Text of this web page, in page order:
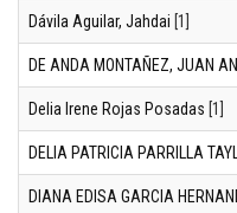
Dávila Aguilar, Jahdai [1]
DE ANDA MONTAÑEZ, JUAN
Delia Irene Rojas Posadas [1]
DELIA PATRICIA PARRILLA
DIANA EDISA GARCIA